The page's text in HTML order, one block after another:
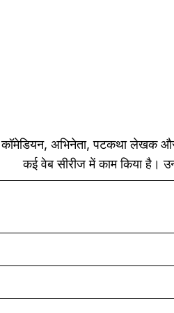
अभिनेता, पटकथा लेखक
कई वेब सीरीज में काम किया है।